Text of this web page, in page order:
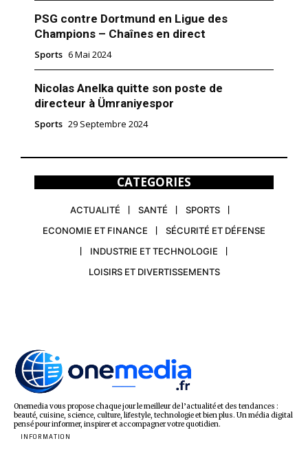
PSG contre Dortmund en Ligue des
Champions – Chaînes en direct
Sports 6 Mai 2024
Nicolas Anelka quitte son poste de
directeur à Ümraniyespor
Sports 29 Septembre 2024
CATEGORIES
ACTUALITÉ SANTÉ
SPORTS
ECONOMIE ET FINANCE
SÉCURITÉ ET DÉFENSE
INDUSTRIE ET TECHNOLOGIE
LOISIRS ET DIVERTISSEMENTS
Onemedia vous propose chaque jour le meilleur de l’actualité et des tendances :
beauté, cuisine, science, culture, lifestyle, technologie et bien plus. Un média digital
pensé pour informer, inspirer et accompagner votre quotidien.
INFORMATION